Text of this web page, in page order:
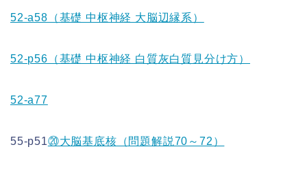
52-a58（基礎 中枢神経 大脳辺縁系）
52-p56（基礎 中枢神経 白質灰白質見分け方）
52-a77
55-p51⑳大脳基底核（問題解説70～72）